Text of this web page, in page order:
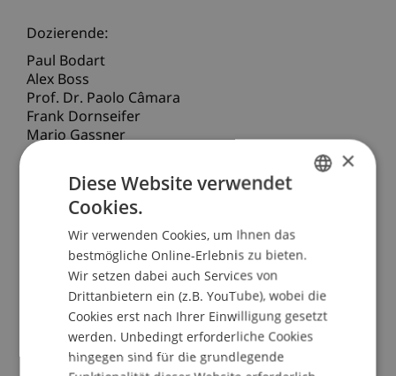
Dozierende:
Paul Bodart
Alex Boss
Prof. Dr. Paolo Câmara
Frank Dornseifer
Mario Gassner
Daniel Litwin
ThibautPartsch LL.M. (Harvard)
Prof. Dr. Erik Vermeulen
Prof. Dr. Rüdiger Wilhelmi
Prof. Dr. Dirk Zetzsche
LL.M. (Toronto)
School/Professur:
Institut für Finanzdienstleistungen
AIMFD as the new 'basic law of investment funds'.
×
Diese Website verwendet
Cookies.
Wir verwenden Cookies, um Ihnen das
bestmögliche Online-Erlebnis zu bieten.
Wir setzen dabei auch Services von
Drittanbietern ein (z.B. YouTube), wobei die
Cookies erst nach Ihrer Einwilligung gesetzt
werden. Unbedingt erforderliche Cookies
hingegen sind für die grundlegende